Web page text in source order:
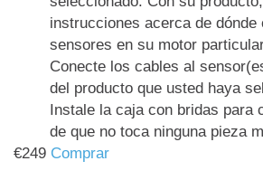
instrucciones acerca de dónde
sensores en su motor
Conecte los cables al
del producto que usted haya
Instale la caja con bridas para
de que no toca ninguna pieza
€249 Comprar